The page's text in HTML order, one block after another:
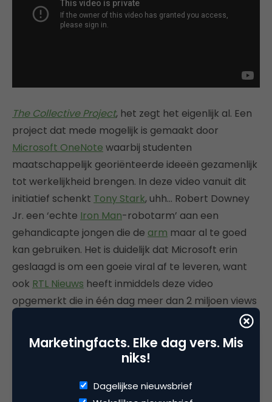
The Collective Project, het zegt het eigenlijk al. Een
project dat mede mogelijk is gemaakt door
Microsoft OneNote waarbij studenten
maatschappelijk georiënteerde ideeën gezamenlijk
tot werkelijkheid brengen. In deze video vanuit dit
initiatief schenkt Tony Stark, uhh… Robert Downey
Jr. een ‘echte Iron Man-robotarm’ aan een
gehandicapte jongen die de arm maar al te goed
kan gebruiken. Het is duidelijk dat Microsoft erin
geslaagd is om een goeie viral af te leveren, want
ook RTL Nieuws heeft inmiddels deze video
opgemerkt die in één dag meer dan 2 miljoen views
5. IKEA – Everyday Heroes
Marketingfacts. Elke dag vers. Mis
niks!
Dagelijkse nieuwsbrief